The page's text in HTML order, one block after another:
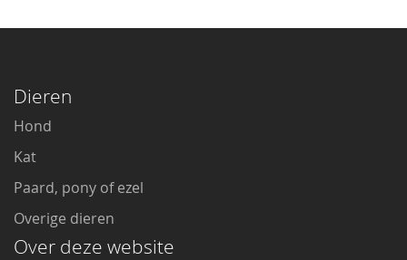
Dieren
Hond
Kat
Paard, pony of ezel
Overige dieren
Over deze website